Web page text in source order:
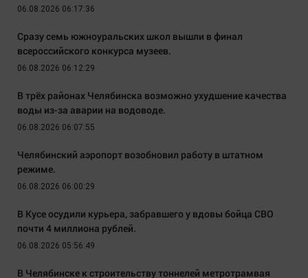
06.08.2026 06:17:36
Сразу семь южноуральских школ вышли в финал
всероссийского конкурса музеев.
06.08.2026 06:12:29
В трёх районах Челябинска возможно ухудшение качества
воды из-за аварии на водоводе.
06.08.2026 06:07:55
Челябинский аэропорт возобновил работу в штатном
режиме.
06.08.2026 06:00:29
В Кусе осудили курьера, забравшего у вдовы бойца СВО
почти 4 миллиона рублей.
06.08.2026 05:56:49
В Челябинске к строительству тоннелей метротрамвая